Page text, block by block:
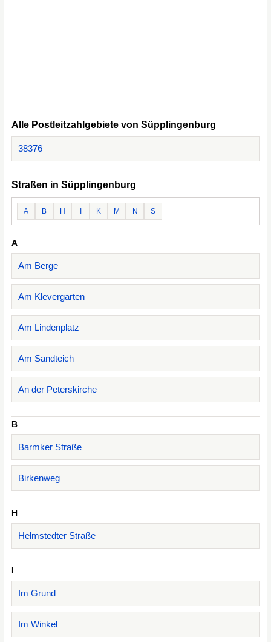
Alle Postleitzahlgebiete von Süpplingenburg
38376
Straßen in Süpplingenburg
A B H K M N S
A
Am Berge
Am Klevergarten
Am Lindenplatz
Am Sandteich
An der Peterskirche
B
Barmker Straße
Birkenweg
H
Helmstedter Straße
I
Im Grund
Im Winkel